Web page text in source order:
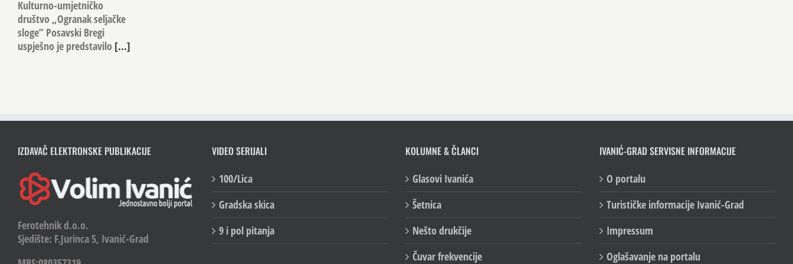
Kulturno-umjetničko
društvo „Ogranak seljačke
sloge” Posavski Bregi
uspješno je predstavilo[...]
IZDAVAČ ELEKTRONSKE PUBLIKACIJE
Ferotehnik d.o.o.
Sjedište: F.Jurinca 5, Ivanić-Grad
VIDEO SERIJALI
100/Lica
Gradska skica
9 i pol pitanja
KOLUMNE & ČLANCI
Glasovi Ivanića
Šetnica
Nešto drukčije
Čuvar frekvencije
IVANIĆ-GRAD SERVISNE INFORMACIJE
O portalu
Turističke informacije Ivanić-Grad
Impressum
Oglašavanje na portalu